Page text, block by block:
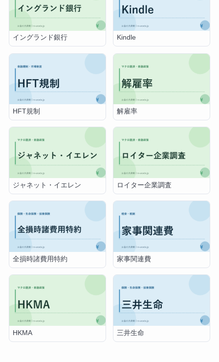
イングランド銀行 Kindle
HFT規制 解雇率
ジャネット・イエレン ロイター企業調査
全損時諸費用特約 家事関連費
HKMA 三井生命